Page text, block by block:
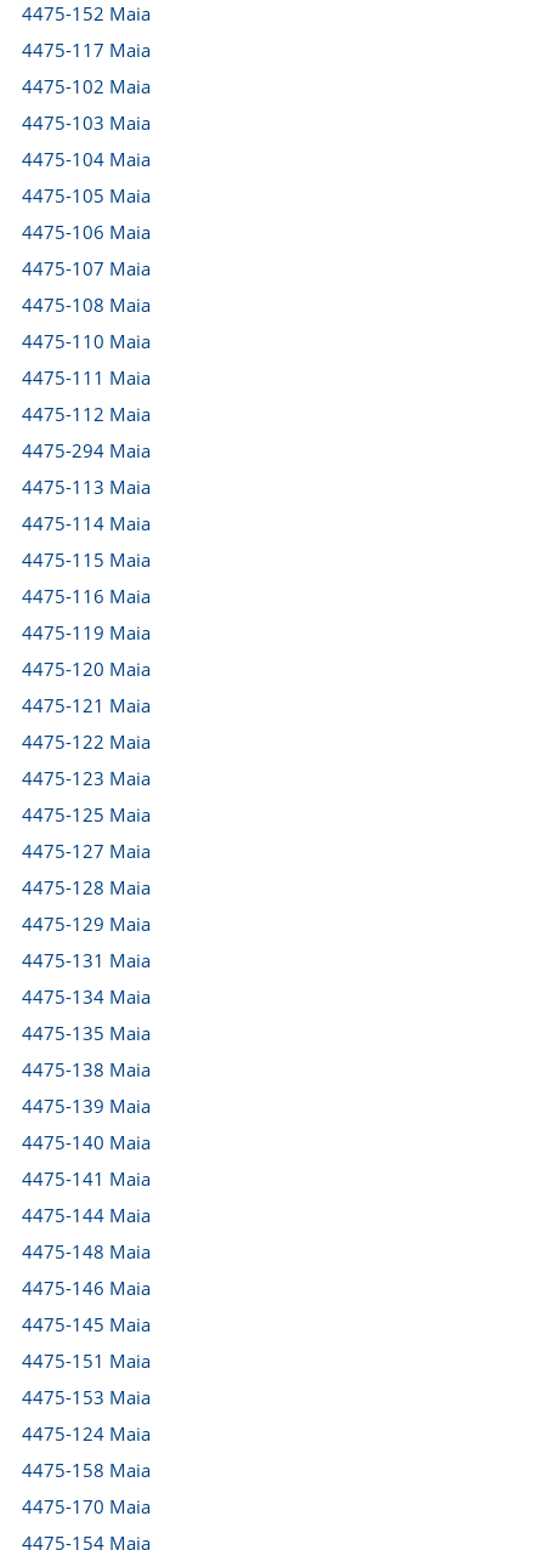
4475-152 Maia
4475-117 Maia
4475-102 Maia
4475-103 Maia
4475-104 Maia
4475-105 Maia
4475-106 Maia
4475-107 Maia
4475-108 Maia
4475-110 Maia
4475-111 Maia
4475-112 Maia
4475-294 Maia
4475-113 Maia
4475-114 Maia
4475-115 Maia
4475-116 Maia
4475-119 Maia
4475-120 Maia
4475-121 Maia
4475-122 Maia
4475-123 Maia
4475-125 Maia
4475-127 Maia
4475-128 Maia
4475-129 Maia
4475-131 Maia
4475-134 Maia
4475-135 Maia
4475-138 Maia
4475-139 Maia
4475-140 Maia
4475-141 Maia
4475-144 Maia
4475-148 Maia
4475-146 Maia
4475-145 Maia
4475-151 Maia
4475-153 Maia
4475-124 Maia
4475-158 Maia
4475-170 Maia
4475-154 Maia